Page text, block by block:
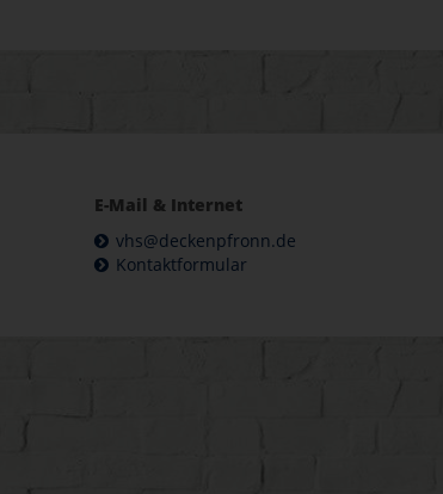
E-Mail & Internet
vhs@deckenpfronn.de
Kontaktformular